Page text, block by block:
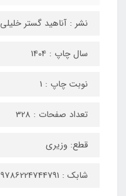
نشر : آناهید گستر خلیلی
سال چاپ : 1404
نوبت چاپ : 1
تعداد صفحات : 328
قطع: وزیری
شابک : 9786224744791